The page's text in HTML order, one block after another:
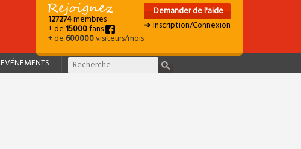
127274membres
+ de15000fans
+ de600000visiteurs/mois
Demander de l'aide
➜ Inscription/Connexion
EVÉNEMENTS